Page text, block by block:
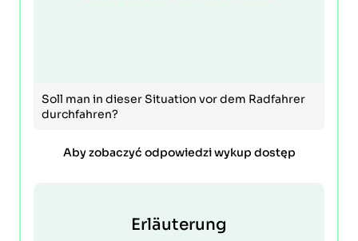
Soll man in dieser Situation vor dem Radfahrer
durchfahren?
Aby zobaczyć odpowiedzi wykup dostęp
Erläuterung